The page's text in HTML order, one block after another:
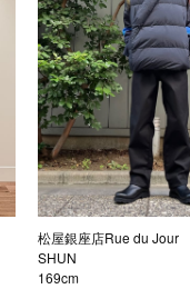
松屋銀座店Rue du Jour
SHUN
169cm